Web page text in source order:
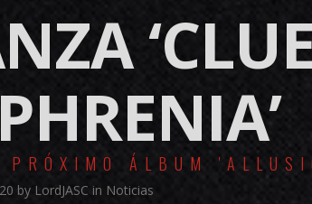
ÁLBUM
by LordJASC in Noticias